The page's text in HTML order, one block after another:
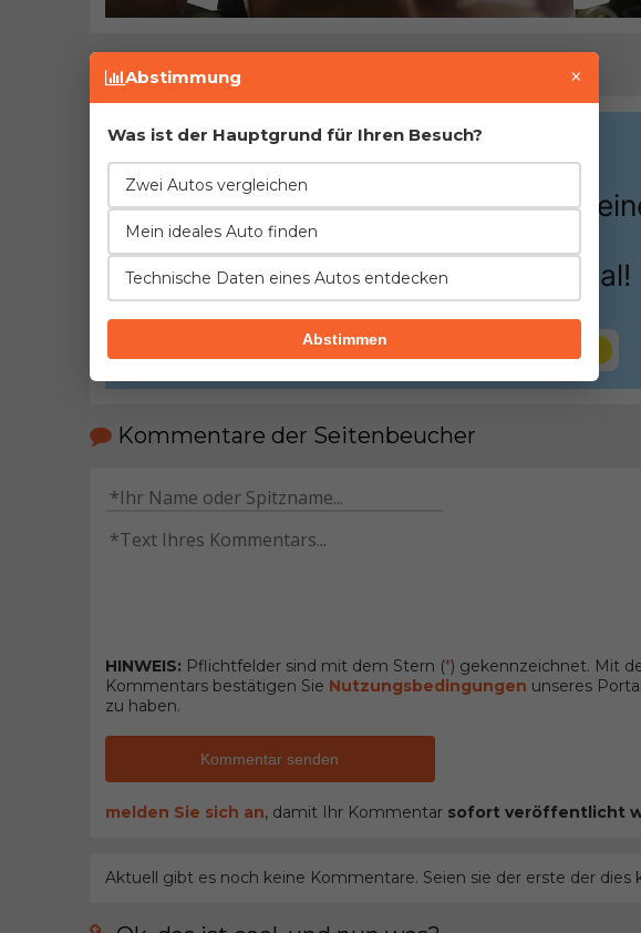
Fahrzeughistorie prüfen
Kommentare der Seitenbeucher
HINWEIS: Pflichtfelder sind mit dem Stern (*) gekennzeichnet. Mit
Kommentars bestätigen Sie Nutzungsbedingungen unseres
zu haben.
Kommentar senden
melden Sie sich an, damit Ihr Kommentar sofort veröffentlicht
Aktuell gibt es noch keine Kommentare. Seien sie der erste der dies
Abstimmung ×
Was ist der Hauptgrund für Ihren Besuch?
Zwei Autos vergleichen
Mein ideales Auto finden
Technische Daten eines Autos entdecken
Abstimmen